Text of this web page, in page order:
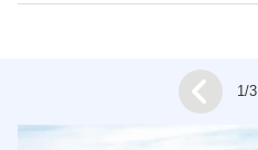
Prev 1/3